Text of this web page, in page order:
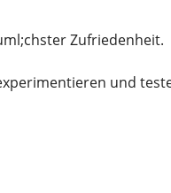
Zufriedenheit.
und